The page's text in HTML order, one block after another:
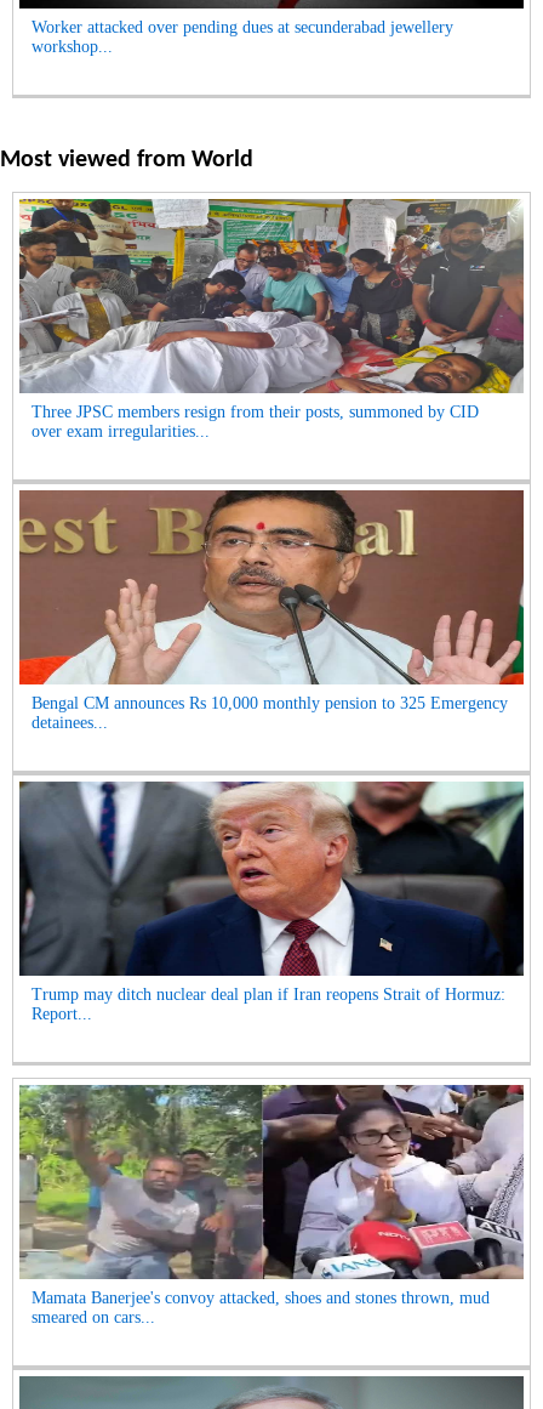
Worker attacked over pending dues at secunderabad jewellery
workshop...
Most viewed from World
Three JPSC members resign from their posts, summoned by CID
over exam irregularities...
Bengal CM announces Rs 10,000 monthly pension to 325 Emergency
detainees...
Trump may ditch nuclear deal plan if Iran reopens Strait of Hormuz:
Report...
Mamata Banerjee's convoy attacked, shoes and stones thrown, mud
smeared on cars...